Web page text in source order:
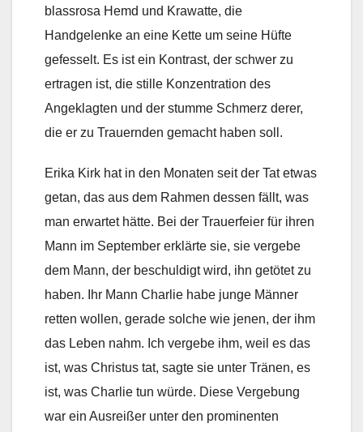
blassrosa Hemd und Krawatte, die
Handgelenke an eine Kette um seine Hüfte
gefesselt. Es ist ein Kontrast, der schwer zu
ertragen ist, die stille Konzentration des
Angeklagten und der stumme Schmerz derer,
die er zu Trauernden gemacht haben soll.
Erika Kirk hat in den Monaten seit der Tat etwas
getan, das aus dem Rahmen dessen fällt, was
man erwartet hätte. Bei der Trauerfeier für ihren
Mann im September erklärte sie, sie vergebe
dem Mann, der beschuldigt wird, ihn getötet zu
haben. Ihr Mann Charlie habe junge Männer
retten wollen, gerade solche wie jenen, der ihm
das Leben nahm. Ich vergebe ihm, weil es das
ist, was Christus tat, sagte sie unter Tränen, es
ist, was Charlie tun würde. Diese Vergebung
war ein Ausreißer unter den prominenten